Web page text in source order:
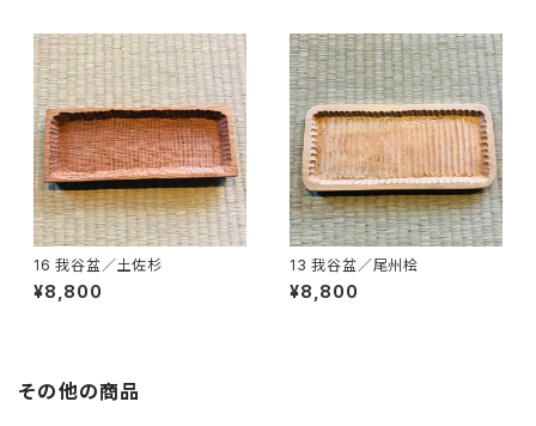
16 我谷盆／土佐杉
¥8,800
13 我谷盆／尾州桧
¥8,800
その他の商品